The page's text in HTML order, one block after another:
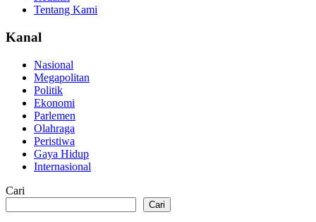
Tentang Kami
Kanal
Nasional
Megapolitan
Politik
Ekonomi
Parlemen
Olahraga
Peristiwa
Gaya Hidup
Internasional
Cari
Cari